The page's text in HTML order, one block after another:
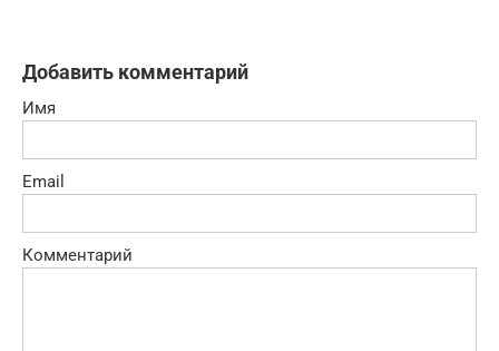
Добавить комментарий
Имя
Email
Комментарий